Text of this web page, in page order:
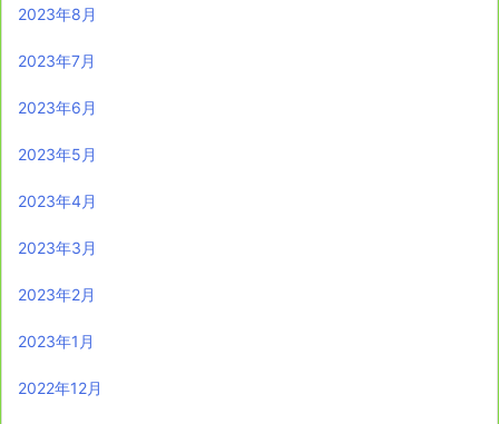
2023年8月
2023年7月
2023年6月
2023年5月
2023年4月
2023年3月
2023年2月
2023年1月
2022年12月